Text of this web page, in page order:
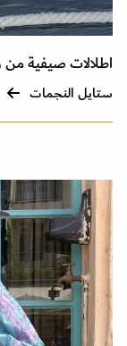
اطلالات صيفية
ستايل النجمات